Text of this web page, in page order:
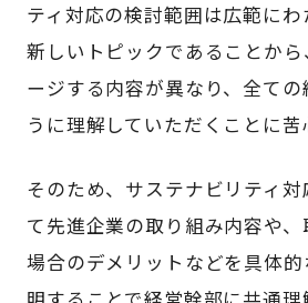
ティ対応の検討範囲は広範に
新しいトピックであることか
ージする内容が異なり、全て
うに理解していただくことに苦
そのため、サステナビリティ
て先進企業の取り組み内容や
場合のデメリットなどを具体